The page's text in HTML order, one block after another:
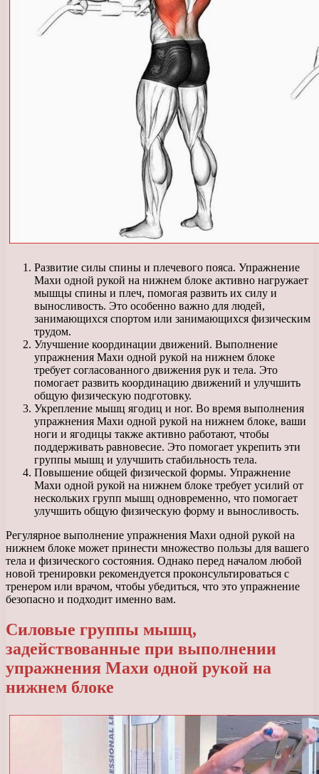
Развитие силы спины и плечевого пояса. Упражнение
Махи одной рукой на нижнем блоке активно нагружает
мышцы спины и плеч, помогая развить их силу и
выносливость. Это особенно важно для людей,
занимающихся спортом или занимающихся физическим
трудом.
Улучшение координации движений. Выполнение
упражнения Махи одной рукой на нижнем блоке
требует согласованного движения рук и тела. Это
помогает развить координацию движений и улучшить
общую физическую подготовку.
Укрепление мышц ягодиц и ног. Во время выполнения
упражнения Махи одной рукой на нижнем блоке, ваши
ноги и ягодицы также активно работают, чтобы
поддерживать равновесие. Это помогает укрепить эти
группы мышц и улучшить стабильность тела.
Повышение общей физической формы. Упражнение
Махи одной рукой на нижнем блоке требует усилий от
нескольких групп мышц одновременно, что помогает
улучшить общую физическую форму и выносливость.
Регулярное выполнение упражнения Махи одной рукой на
нижнем блоке может принести множество пользы для вашего
тела и физического состояния. Однако перед началом любой
новой тренировки рекомендуется проконсультироваться с
тренером или врачом, чтобы убедиться, что это упражнение
безопасно и подходит именно вам.
Силовые группы мышц,
задействованные при выполнении
упражнения Махи одной рукой на
нижнем блоке